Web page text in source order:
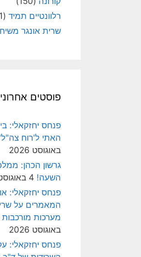
רלוונטיים תמיד (4,091)
שרית אונגר משיח
פוסטים
פנחס יחזקאלי:
האתי ל'רוח צה"ל'
באוגוסט 2026
גרשון הכהן:
השעה! 4 באוגוסט 2026
פנחס יחזקאלי:
המאמרים על
מערכות מורכבות
באוגוסט 2026
פנחס יחזקאלי: